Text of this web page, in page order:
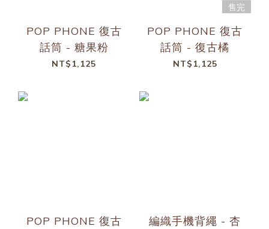
POP PHONE 復古
話筒 - 糖果粉
NT$1,125
售完
POP PHONE 復古
話筒 - 復古橘
NT$1,125
POP PHONE 復古
編織手機背繩 - 杏